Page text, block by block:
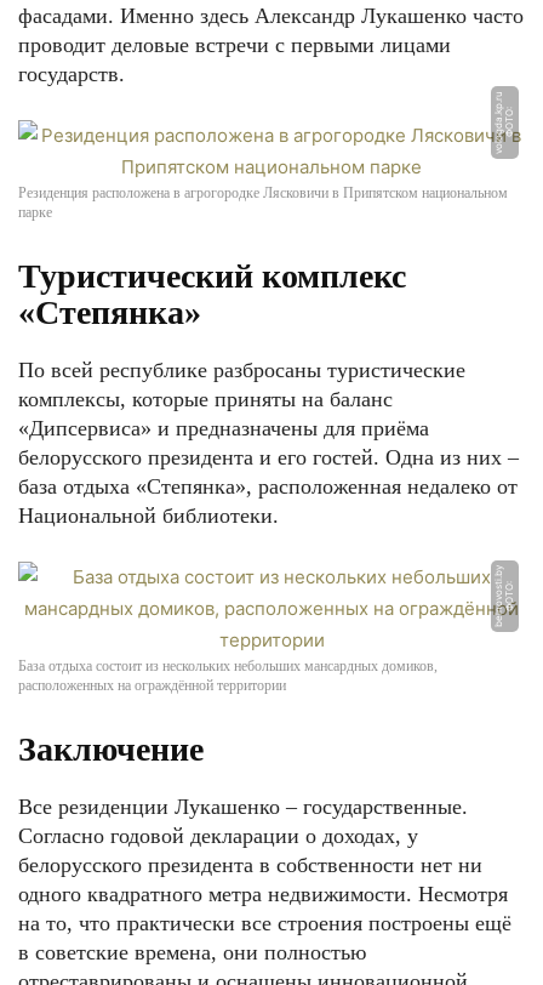
ФОТО: berezenskii-zapovednik.relax.by
ФОТО: realty.tut.by
ФОТО: belaruspartisan.by
ФОТО: naviny.by
фасадами. Именно здесь Александр Лукашенко часто
проводит деловые встречи с первыми лицами
государств.
Ф
О
Т
О:
v
ol
o
g
d
a.
k
p.
r
u
Резиденция расположена в агрогородке Лясковичи в Припятском национальном
парке
Туристический комплекс
«Степянка»
По всей республике разбросаны туристические
комплексы, которые приняты на баланс
«Дипсервиса» и предназначены для приёма
белорусского президента и его гостей. Одна из них –
база отдыха «Степянка», расположенная недалеко от
Национальной библиотеки.
Ф
О
Т
О:
b
el
n
o
v
o
s
ti.
b
y
База отдыха состоит из нескольких небольших мансардных домиков,
расположенных на ограждённой территории
Заключение
Все резиденции Лукашенко – государственные.
Согласно годовой декларации о доходах, у
белорусского президента в собственности нет ни
одного квадратного метра недвижимости. Несмотря
на то, что практически все строения построены ещё
в советские времена, они полностью